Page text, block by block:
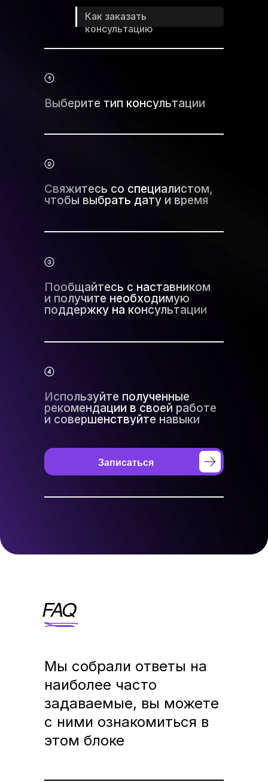
Как заказать
консультацию
Выберите тип консультации
Свяжитесь со специалистом,
чтобы выбрать дату и время
Пообщайтесь с наставником
и получите необходимую
поддержку на консультации
Используйте полученные
рекомендации в своей работе
и совершенствуйте навыки
Записаться
FAQ
Мы собрали ответы на
наиболее часто
задаваемые, вы можете
с ними ознакомиться в
этом блоке